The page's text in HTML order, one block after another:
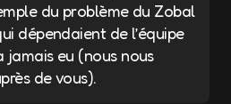
du problème du Zobal
dépendaient de l’équipe
jamais eu (nous nous
de vous).